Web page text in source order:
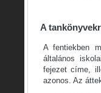
A
A fentiekben
általános
fejezet címe,
azonos. Az